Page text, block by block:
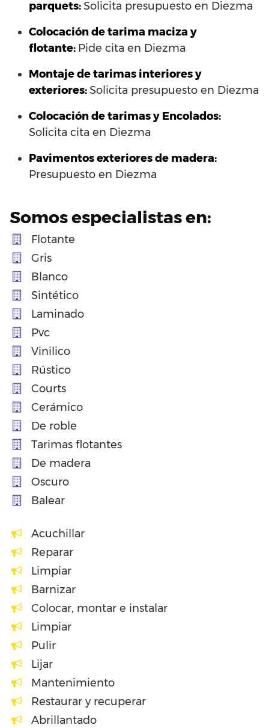
parquets:Solicita presupuesto en Diezma
Colocación de tarima maciza y
flotante: Pide cita en Diezma
Montaje de tarimas interiores y
exteriores:Solicita presupuesto en Diezma
Colocación de tarimas y Encolados:
Solicita cita en Diezma
Pavimentos exteriores de madera:
Presupuesto en Diezma
Somos especialistas en:
Flotante
Gris
Blanco
Sintético
Laminado
Pvc
Vinilico
Rústico
Courts
Cerámico
De roble
Tarimas flotantes
De madera
Oscuro
Balear
Acuchillar
Reparar
Limpiar
Barnizar
Colocar, montar e instalar
Limpiar
Pulir
Lijar
Mantenimiento
Restaurar y recuperar
Abrillantado